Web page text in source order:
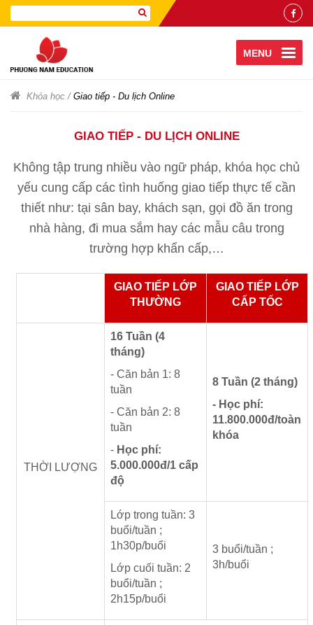
MENU
Khóa học / Giao tiếp - Du lịch Online
GIAO TIẾP - DU LỊCH ONLINE
Không tập trung nhiều vào ngữ pháp, khóa học chủ
yếu cung cấp các tình huống giao tiếp thực tế cần
thiết như: tại sân bay, khách sạn, gọi đồ ăn trong
nhà hàng, đi mua sắm hay các mẫu câu trong
trường hợp khẩn cấp,…
GIAO TIẾP LỚP
THƯỜNG
GIAO TIẾP LỚP
CẤP TỐC
THỜI LƯỢNG
16 Tuần (4
tháng)
- Căn bản 1: 8
tuần
- Căn bản 2: 8
tuần
- Học phí:
5.000.000đ/1 cấp
độ
8 Tuần (2 tháng)
- Học phí:
11.800.000đ/toàn
khóa
Lớp trong tuần: 3
buổi/tuần ;
1h30p/buổi
Lớp cuối tuần: 2
buổi/tuần ;
2h15p/buổi
3 buổi/tuần ;
3h/buổi